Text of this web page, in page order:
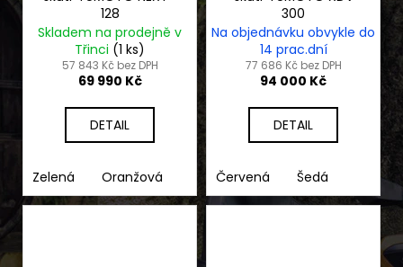
128
Skladem na prodejně v
Třinci (1 ks)
57 843 Kč bez DPH
69 990 Kč
DETAIL
Zelená Oranžová
300
Na objednávku obvykle do
14 prac.dní
77 686 Kč bez DPH
94 000 Kč
DETAIL
Červená Šedá